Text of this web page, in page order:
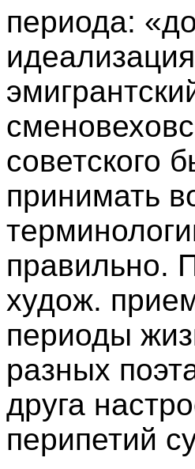
периода:
советского
принимать
правильно.
худож.
периоды
разных
друга
перипетий